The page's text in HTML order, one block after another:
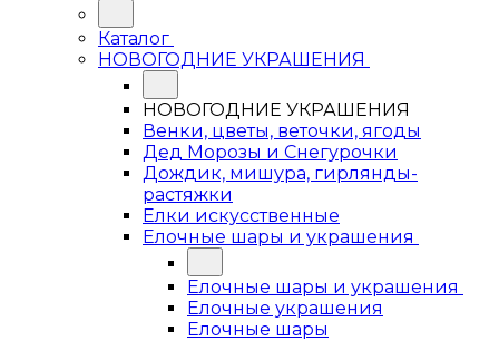
Каталог
НОВОГОДНИЕ УКРАШЕНИЯ
НОВОГОДНИЕ УКРАШЕНИЯ
Венки, цветы, веточки, ягоды
Дед Морозы и Снегурочки
Дождик, мишура, гирлянды-
растяжки
Елки искусственные
Елочные шары и украшения
Елочные шары и украшения
Елочные украшения
Елочные шары